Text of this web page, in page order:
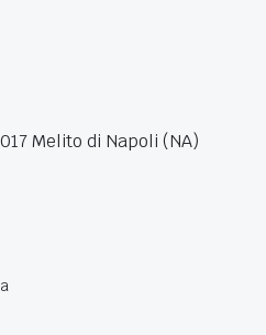
Melito di Napoli (NA)